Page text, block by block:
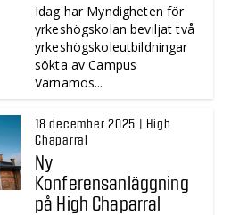
Idag har Myndigheten för
yrkeshögskolan beviljat två
yrkeshögskoleutbildningar
sökta av Campus
Värnamos...
18 december 2025 | High
Chaparral
Ny
Konferensanläggning
på High Chaparral